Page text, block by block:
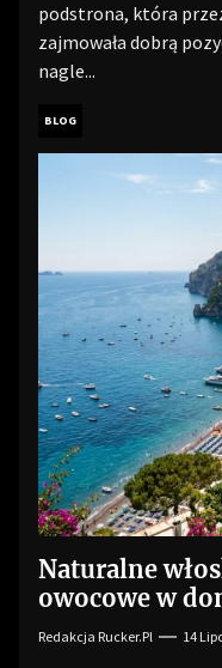
podstrona, która
zajmowała dobrą
nagle...
BLOG
Naturalne
owocowe w
Redakcja Rucker.pl 14